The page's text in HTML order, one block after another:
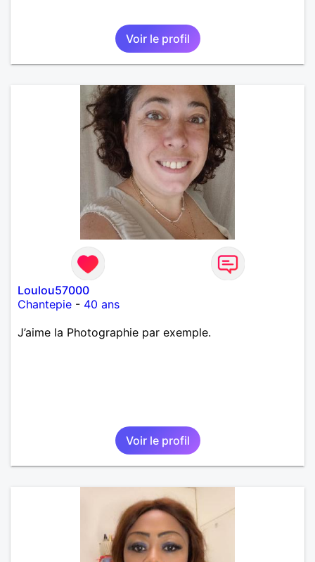
Voir le profil
Loulou57000
Chantepie - 40 ans
J’aime la Photographie par exemple.
Voir le profil